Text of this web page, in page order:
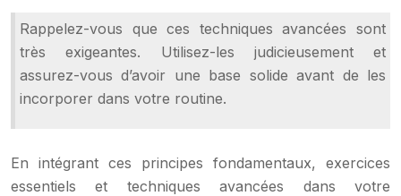
Rappelez-vous que ces techniques avancées sont
très exigeantes. Utilisez-les judicieusement et
assurez-vous d’avoir une base solide avant de les
incorporer dans votre routine.
En intégrant ces principes fondamentaux, exercices
essentiels et techniques avancées dans votre